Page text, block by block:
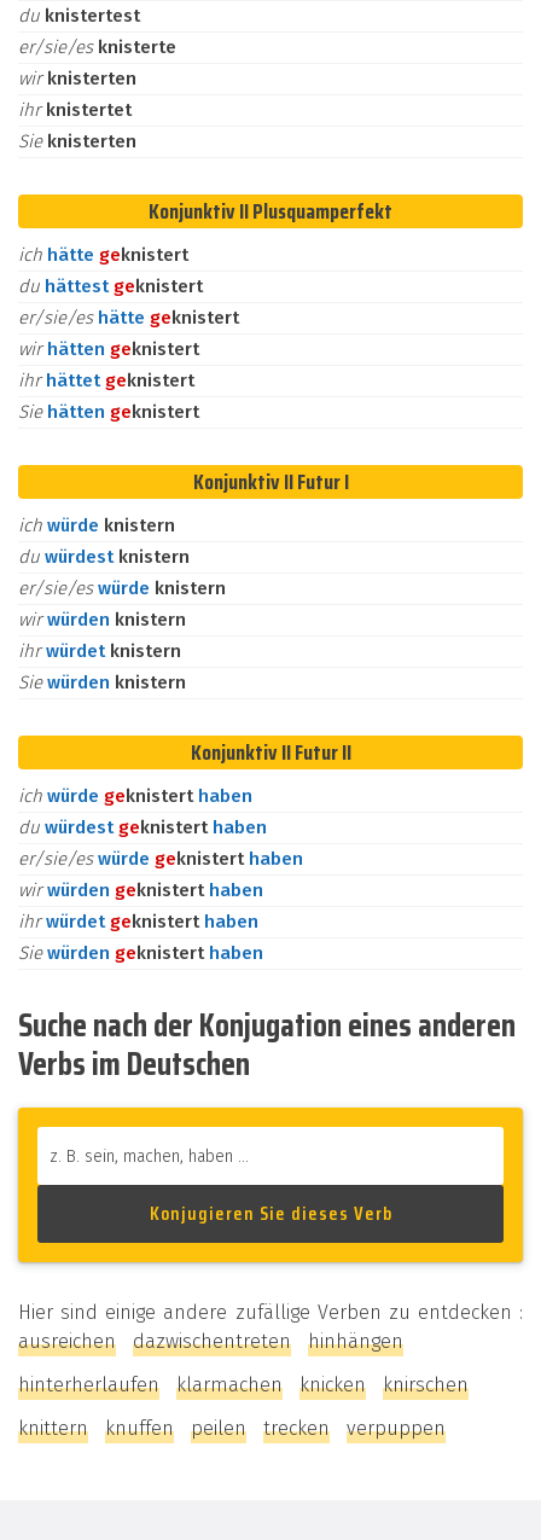
du knistertest
er/sie/es knisterte
wirknisterten
ihrknistertet
Sie knisterten
Konjunktiv II Plusquamperfekt
ich hätte geknistert
du hättest geknistert
er/sie/es hätte geknistert
wirhätten geknistert
ihrhättet geknistert
Sie hätten geknistert
Konjunktiv II Futur I
ich würde knistern
du würdest knistern
er/sie/eswürde knistern
wirwürden knistern
ihrwürdet knistern
Siewürden knistern
Konjunktiv II Futur II
ich würde geknistert haben
du würdest geknistert haben
er/sie/eswürde geknistert haben
wirwürden geknistert haben
ihrwürdet geknistert haben
Siewürden geknistert haben
Suche nach der Konjugation eines anderen
Verbs im Deutschen
Hier sind einige andere zufällige Verben zu entdecken :
ausreichen
dazwischentreten
hinhängen
hinterherlaufen
klarmachen knicken
knirschen
knittern
knuffen peilen trecken verpuppen